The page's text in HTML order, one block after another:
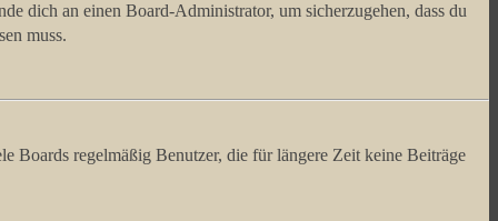
dich an einen Board-Administrator, um sicherzugehen, dass du
muss.
Boards regelmäßig Benutzer, die für längere Zeit keine Beiträge